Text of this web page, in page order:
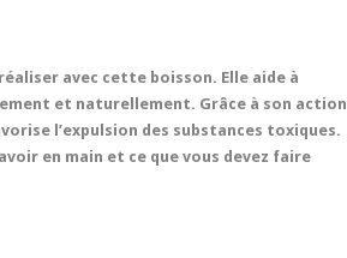
avec cette boisson. Elle aide à
et naturellement. Grâce à son action
l’expulsion des substances toxiques.
en main et ce que vous devez faire